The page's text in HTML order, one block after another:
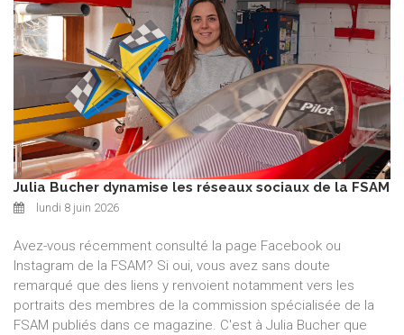
Julia Bucher dynamise les réseaux sociaux de la FSAM
lundi 8 juin 2026
Avez-vous récemment consulté la page Facebook ou
Instagram de la FSAM? Si oui, vous avez sans doute
remarqué que des liens y renvoient notamment vers les
portraits des membres de la commission spécialisée de la
FSAM publiés dans ce magazine. C'est à Julia Bucher que